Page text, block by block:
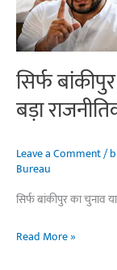
सरकार?
देवेश
कुमार
का
इस्तीफा
और
प्रकाश
का
मंत्री
सिर्फ
बड़ा
Leave a Comment/
Bureau
सिर्फ बांकीपुर का चुनाव
सिर्फ
Read More »